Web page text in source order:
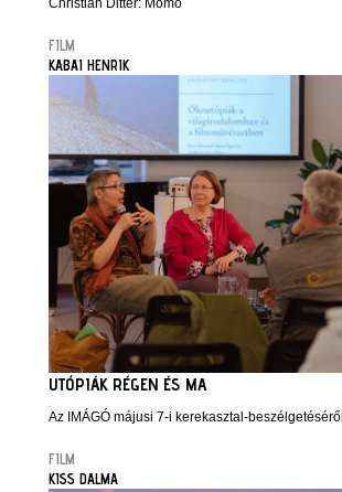
Christian Ditter: Momo
FILM
KABAI HENRIK
UTÓPIÁK RÉGEN ÉS MA
Az IMÁGÓ májusi 7-i kerekasztal-beszélgetéséről
FILM
KISS DALMA